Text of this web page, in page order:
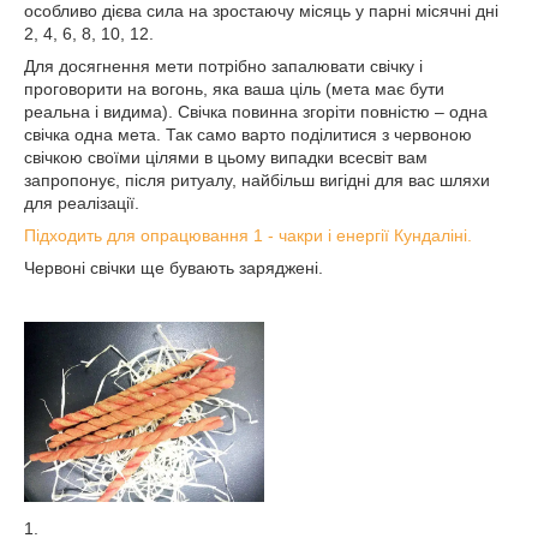
особливо дієва сила на зростаючу місяць у парні місячні дні
2, 4, 6, 8, 10, 12.
Для досягнення мети потрібно запалювати свічку і
проговорити на вогонь, яка ваша ціль (мета має бути
реальна і видима). Свічка повинна згоріти повністю – одна
свічка одна мета. Так само варто поділитися з червоною
свічкою своїми цілями в цьому випадки всесвіт вам
запропонує, після ритуалу, найбільш вигідні для вас шляхи
для реалізації.
Підходить для опрацювання 1 - чакри і енергії Кундаліні.
Червоні свічки ще бувають заряджені.
1.